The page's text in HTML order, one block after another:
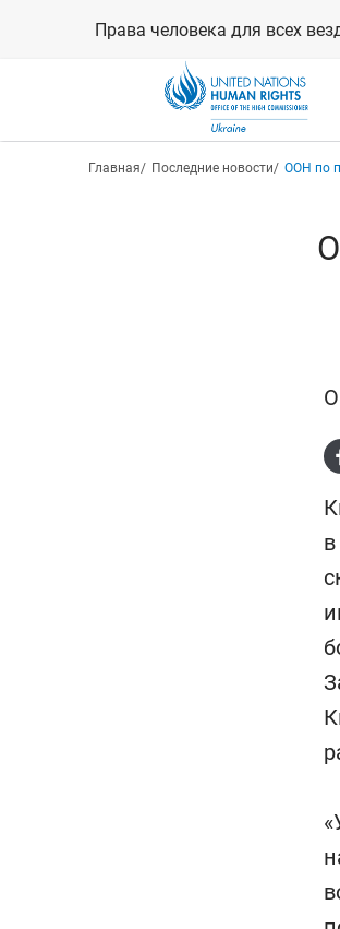
Права человека для всех
Строка навигации
Главная Последние новости ООН по